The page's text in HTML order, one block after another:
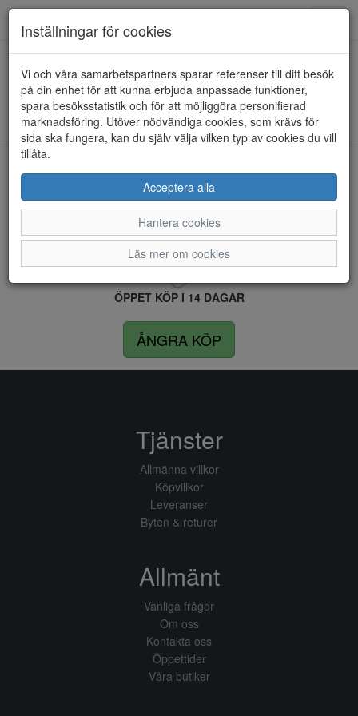
HEM SEBAGO
Kunde inte hitta några artiklar...
LEVERANS INOM 4 DAGAR INOM SVERIGE
FRI FRAKT VID KÖP ÖVER 1.500 KR
ÖPPET KÖP I 14 DAGAR
ÅNGRA KÖP
Inställningar för cookies
Vi och våra samarbetspartners sparar referenser till ditt besök
på din enhet för att kunna erbjuda anpassade funktioner,
spara besöksstatistik och för att möjliggöra personifierad
marknadsföring. Utöver nödvändiga cookies, som krävs för
sida ska fungera, kan du själv välja vilken typ av cookies du vill
tillåta.
Acceptera alla
Hantera cookies
Läs mer om cookies
Tjänster
Allmänna villkor
Köpvillkor
Leveranser
Byten & returer
Allmänt
Vanliga frågor
Om oss
Kontakta oss
Öppettider
Våra butiker